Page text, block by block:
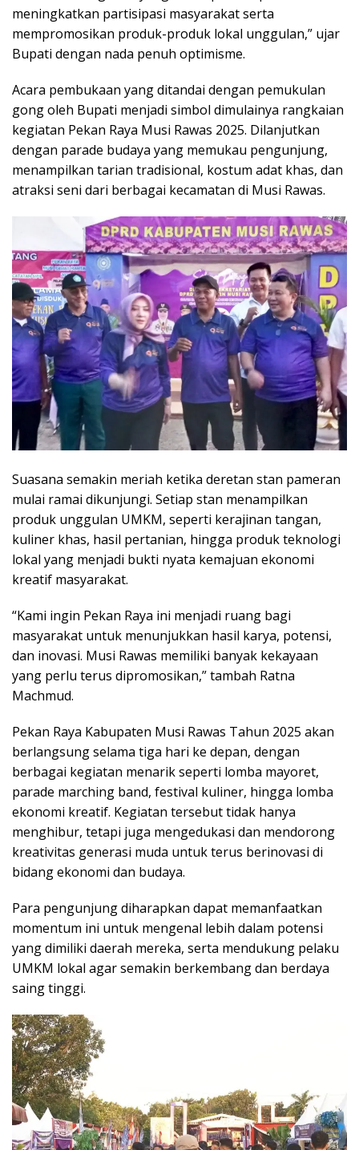
meningkatkan partisipasi masyarakat serta
mempromosikan produk-produk lokal unggulan,” ujar
Bupati dengan nada penuh optimisme.
Acara pembukaan yang ditandai dengan pemukulan
gong oleh Bupati menjadi simbol dimulainya rangkaian
kegiatan Pekan Raya Musi Rawas 2025. Dilanjutkan
dengan parade budaya yang memukau pengunjung,
menampilkan tarian tradisional, kostum adat khas, dan
atraksi seni dari berbagai kecamatan di Musi Rawas.
Suasana semakin meriah ketika deretan stan pameran
mulai ramai dikunjungi. Setiap stan menampilkan
produk unggulan UMKM, seperti kerajinan tangan,
kuliner khas, hasil pertanian, hingga produk teknologi
lokal yang menjadi bukti nyata kemajuan ekonomi
kreatif masyarakat.
“Kami ingin Pekan Raya ini menjadi ruang bagi
masyarakat untuk menunjukkan hasil karya, potensi,
dan inovasi. Musi Rawas memiliki banyak kekayaan
yang perlu terus dipromosikan,” tambah Ratna
Machmud.
Pekan Raya Kabupaten Musi Rawas Tahun 2025 akan
berlangsung selama tiga hari ke depan, dengan
berbagai kegiatan menarik seperti lomba mayoret,
parade marching band, festival kuliner, hingga lomba
ekonomi kreatif. Kegiatan tersebut tidak hanya
menghibur, tetapi juga mengedukasi dan mendorong
kreativitas generasi muda untuk terus berinovasi di
bidang ekonomi dan budaya.
Para pengunjung diharapkan dapat memanfaatkan
momentum ini untuk mengenal lebih dalam potensi
yang dimiliki daerah mereka, serta mendukung pelaku
UMKM lokal agar semakin berkembang dan berdaya
saing tinggi.